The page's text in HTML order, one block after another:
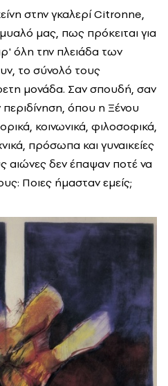
στην γκαλερί Citronne,
μας, πως πρόκειται για
όλη την πλειάδα των
το σύνολό τους
μονάδα. Σαν σπουδή, σαν
όπου η Ξένου
κοινωνικά, φιλοσοφικά,
πρόσωπα και γυναικείες
αιώνες δεν έπαψαν ποτέ να
Ποιες ήμασταν εμείς;